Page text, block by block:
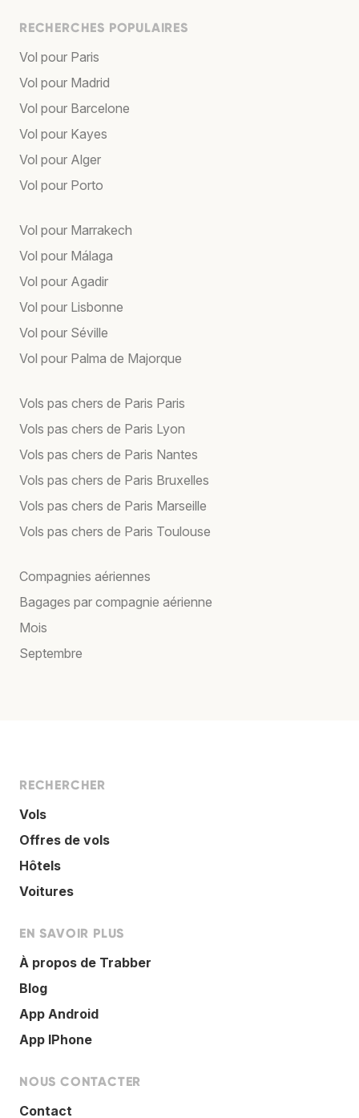
RECHERCHES POPULAIRES
Vol pour Paris
Vol pour Madrid
Vol pour Barcelone
Vol pour Kayes
Vol pour Alger
Vol pour Porto
Vol pour Marrakech
Vol pour Málaga
Vol pour Agadir
Vol pour Lisbonne
Vol pour Séville
Vol pour Palma de Majorque
Vols pas chers de Paris Paris
Vols pas chers de Paris Lyon
Vols pas chers de Paris Nantes
Vols pas chers de Paris Bruxelles
Vols pas chers de Paris Marseille
Vols pas chers de Paris Toulouse
Compagnies aériennes
Bagages par compagnie aérienne
Mois
Septembre
RECHERCHER
Vols
Offres de vols
Hôtels
Voitures
EN SAVOIR PLUS
À propos de Trabber
Blog
App Android
App IPhone
NOUS CONTACTER
Contact